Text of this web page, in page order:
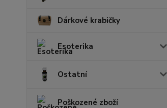
Dárkové krabičky
Esoterika
Ostatní
Poškozené zboží